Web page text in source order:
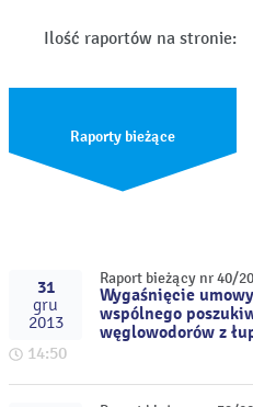
Ilość raportów na stronie:
Raporty bieżące
31
gru
2013
14:50
Raport bieżący nr 40/
Wygaśnięcie
wspólnego
węglowodorów z